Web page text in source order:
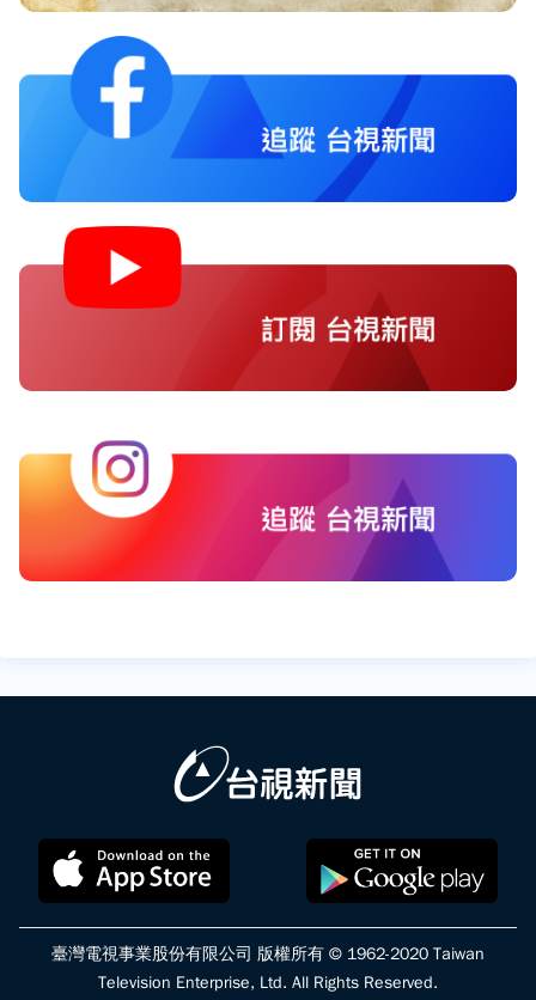
臺灣電視事業股份有限公司 版權所有 © 1962-2020 Taiwan
Television Enterprise, Ltd. All Rights Reserved.